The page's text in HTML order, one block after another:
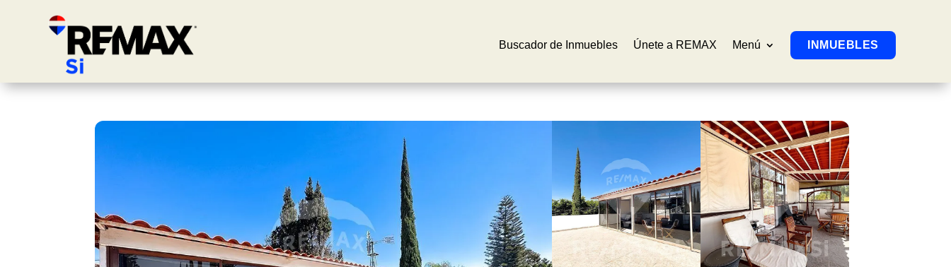
Buscador de Inmuebles Únete a REMAX Menú INMUEBLES